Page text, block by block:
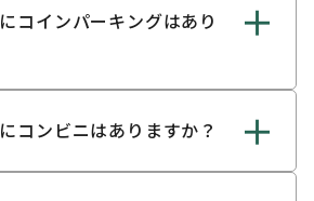
コインパーキングはあり
コンビニはありますか？